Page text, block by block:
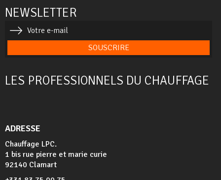
NEWSLETTER
SOUSCRIRE
LES PROFESSIONNELS DU CHAUFFAGE
ADRESSE
Chauffage LPC.
1 bis rue pierre et marie curie
92140 Clamart